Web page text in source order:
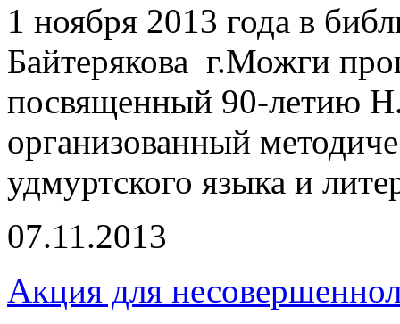
1 ноября 2013 года в
Байтерякова г.Можги
посвященный 90-летию
организованный
удмуртского языка и
07.11.2013
Акция для